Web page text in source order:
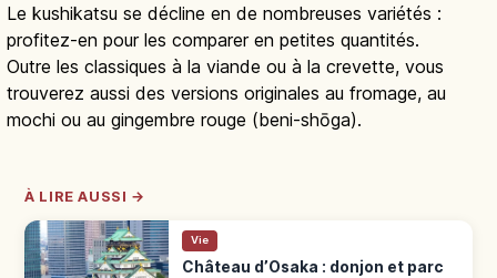
Le kushikatsu se décline en de nombreuses variétés :
profitez-en pour les comparer en petites quantités.
Outre les classiques à la viande ou à la crevette, vous
trouverez aussi des versions originales au fromage, au
mochi ou au gingembre rouge (beni-shōga).
À LIRE AUSSI →
Vie
Château d’Osaka : donjon et parc